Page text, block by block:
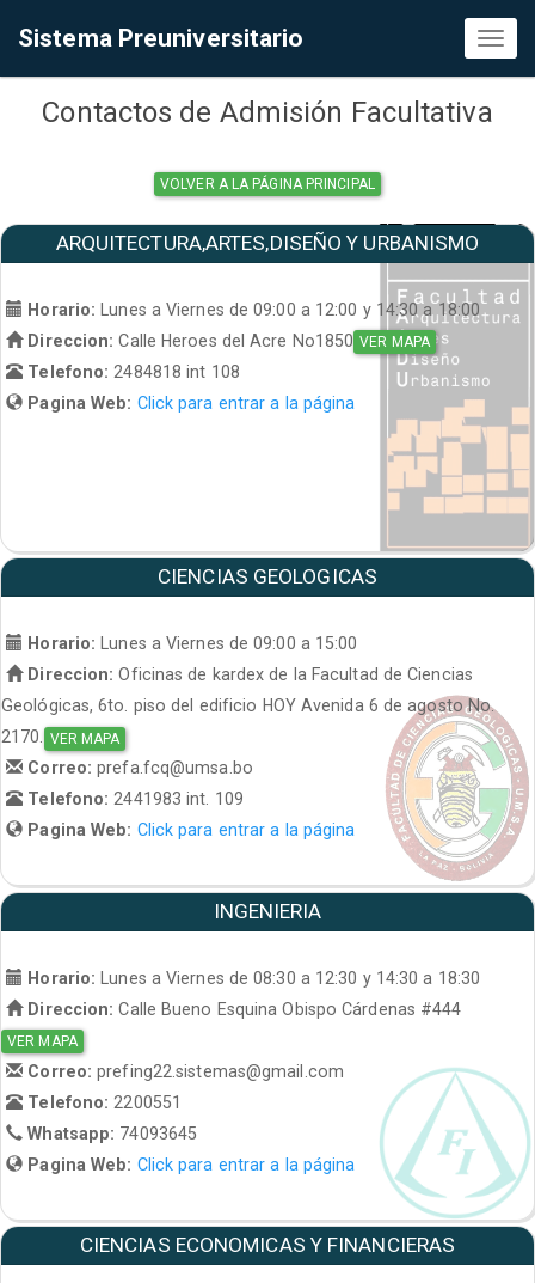
Sistema Preuniversitario
Contactos de Admisión Facultativa
VOLVER A LA PÁGINA PRINCIPAL
ARQUITECTURA,ARTES,DISEÑO Y URBANISMO
Horario:
Lunes a Viernes de 09:00 a 12:00 y 14:30 a 18:00
Direccion: Calle Heroes del Acre No1850 VER MAPA
Telefono: 2484818 int 108
Pagina Web: Click para entrar a la página
CIENCIAS GEOLOGICAS
Horario: Lunes a Viernes de 09:00 a 15:00
Direccion: Oficinas de kardex de la Facultad de Ciencias
Geológicas, 6to. piso del edificio HOY Avenida 6 de agosto No.
2170. VER MAPA
Correo:prefa.fcq@umsa.bo
Telefono:2441983 int. 109
Pagina Web: Click para entrar a la página
INGENIERIA
Horario:
Lunes a Viernes de 08:30 a 12:30 y 14:30 a 18:30
Direccion: Calle Bueno Esquina Obispo Cárdenas #444
VER MAPA
Correo:prefing22.sistemas@gmail.com
Telefono: 2200551
Whatsapp: 74093645
Pagina Web: Click para entrar a la página
CIENCIAS ECONOMICAS Y FINANCIERAS